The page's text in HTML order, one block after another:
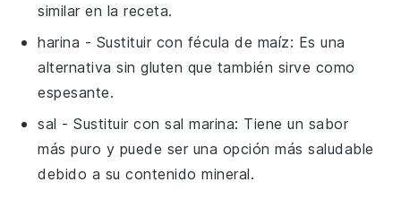
similar en la receta.
harina - Sustituir con fécula de maíz: Es una
alternativa sin gluten que también sirve como
espesante.
sal - Sustituir consal marina: Tiene un sabor
más puro y puede ser una opción más saludable
debido a su contenido mineral.